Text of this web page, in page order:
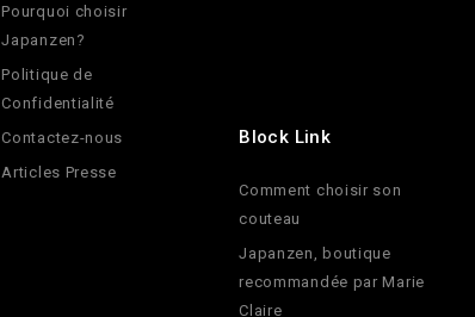
Pourquoi choisir
Japanzen?
Politique de
Confidentialité
Contactez-nous
Articles Presse
Block Link
Comment choisir son
couteau
Japanzen, boutique
recommandée par Marie
Claire